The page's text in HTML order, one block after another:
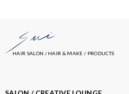
HAIR SALON / HAIR & MAKE / PRODUCTS